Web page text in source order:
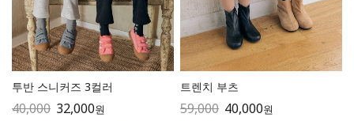
투반 스니커즈 3컬러
40,000 32,000원
트렌치 부츠
59,000 40,000원